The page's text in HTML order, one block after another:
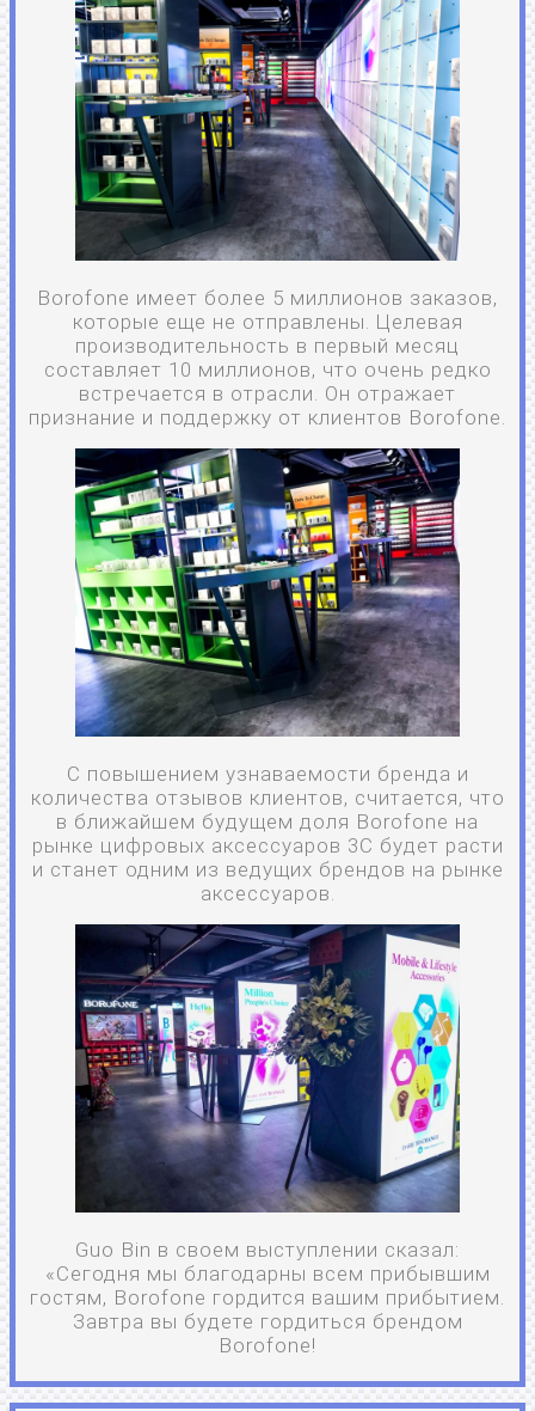
Borofone имеет более 5 миллионов заказов,
которые еще не отправлены. Целевая
производительность в первый месяц
составляет 10 миллионов, что очень редко
встречается в отрасли. Он отражает
признание и поддержку от клиентов Borofone.
С повышением узнаваемости бренда и
количества отзывов клиентов, считается, что
в ближайшем будущем доля Borofone на
рынке цифровых аксессуаров 3C будет расти
и станет одним из ведущих брендов на рынке
аксессуаров.
Guo Bin в своем выступлении сказал:
«Сегодня мы благодарны всем прибывшим
гостям, Borofone гордится вашим прибытием.
Завтра вы будете гордиться брендом
Borofone!